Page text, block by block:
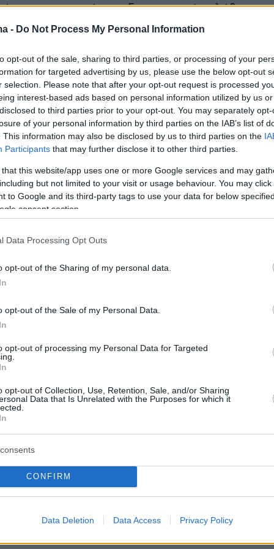
- Do Not Process My Personal Information
opt-out of the sale, sharing to third parties, or processing of your
for targeted advertising by us, please use the below opt-out
selection. Please note that after your opt-out request is processed
interest-based ads based on personal information utilized by us
to third parties prior to your opt-out. You may separately
of your personal information by third parties on the IAB’s list of
This information may also be disclosed by us to third parties on the
Participants that may further disclose it to other third parties.
that this website/app uses one or more Google services and may
but not limited to your visit or usage behaviour. You may
to Google and its third-party tags to use your data for below
consent section.
Data Processing Opt Outs
opt-out of the Sharing of my personal data.
opt-out of the Sale of my Personal Data.
opt-out of processing my Personal Data for Targeted
opt-out of Collection, Use, Retention, Sale, and/or Sharing
Data that Is Unrelated with the Purposes for which it
CONFIRM
Data Deletion Data Access Privacy Policy
στην παγκόσμια δισκογραφία πλήθος
τα οποία έχουν γίνει διεθνείς
και «I will love again».
ακόμη τραγούδια, σε νέες ενορχηστρώσεις,
στις συναυλίες που θα δώσει κατά τη
της με τίτλο « Voices» στο πλαίσιο της
και στην Αθήνα.
της γλώσσα είναι τα γαλλικά έχει
σε πολλές άλλες γλώσσες όπως τα
ιταλικά, φλαμανδικά, γερμανικά,
βιντεοκλίπ της Αστερομάτας με την Κλαυδία
η διαθήκη του Τζιν Χάκμαν: Σε ποιον
των 80 εκατ. δολαρίων
protothema.gr στο Google Newsκαι μάθετε πρώτοι όλες
Ειδήσεις
στοProtothema.gr
ΠΡΟΣΘΗΚΗ ΣΧΟΛΙΟΥ